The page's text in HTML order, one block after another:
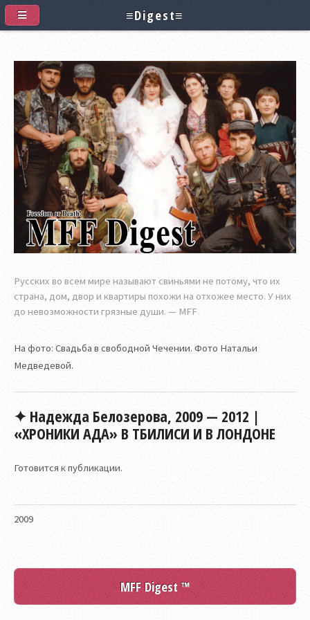
2009
Русских во всем мире называют свиньями не потому, что их
страна, дом, двор и квартиры похожи на отхожее место. У них
до невозможности грязные души. — MFF
На фото: Свадьба в свободной Чечении. Фото Натальи
Медведевой.
✦ Надежда Белозерова, 2009 — 2012 |
«ХРОНИКИ АДА» В ТБИЛИСИ И В ЛОНДОНЕ
Готовится к публикации.
MFF Digest ™
≡Digest≡